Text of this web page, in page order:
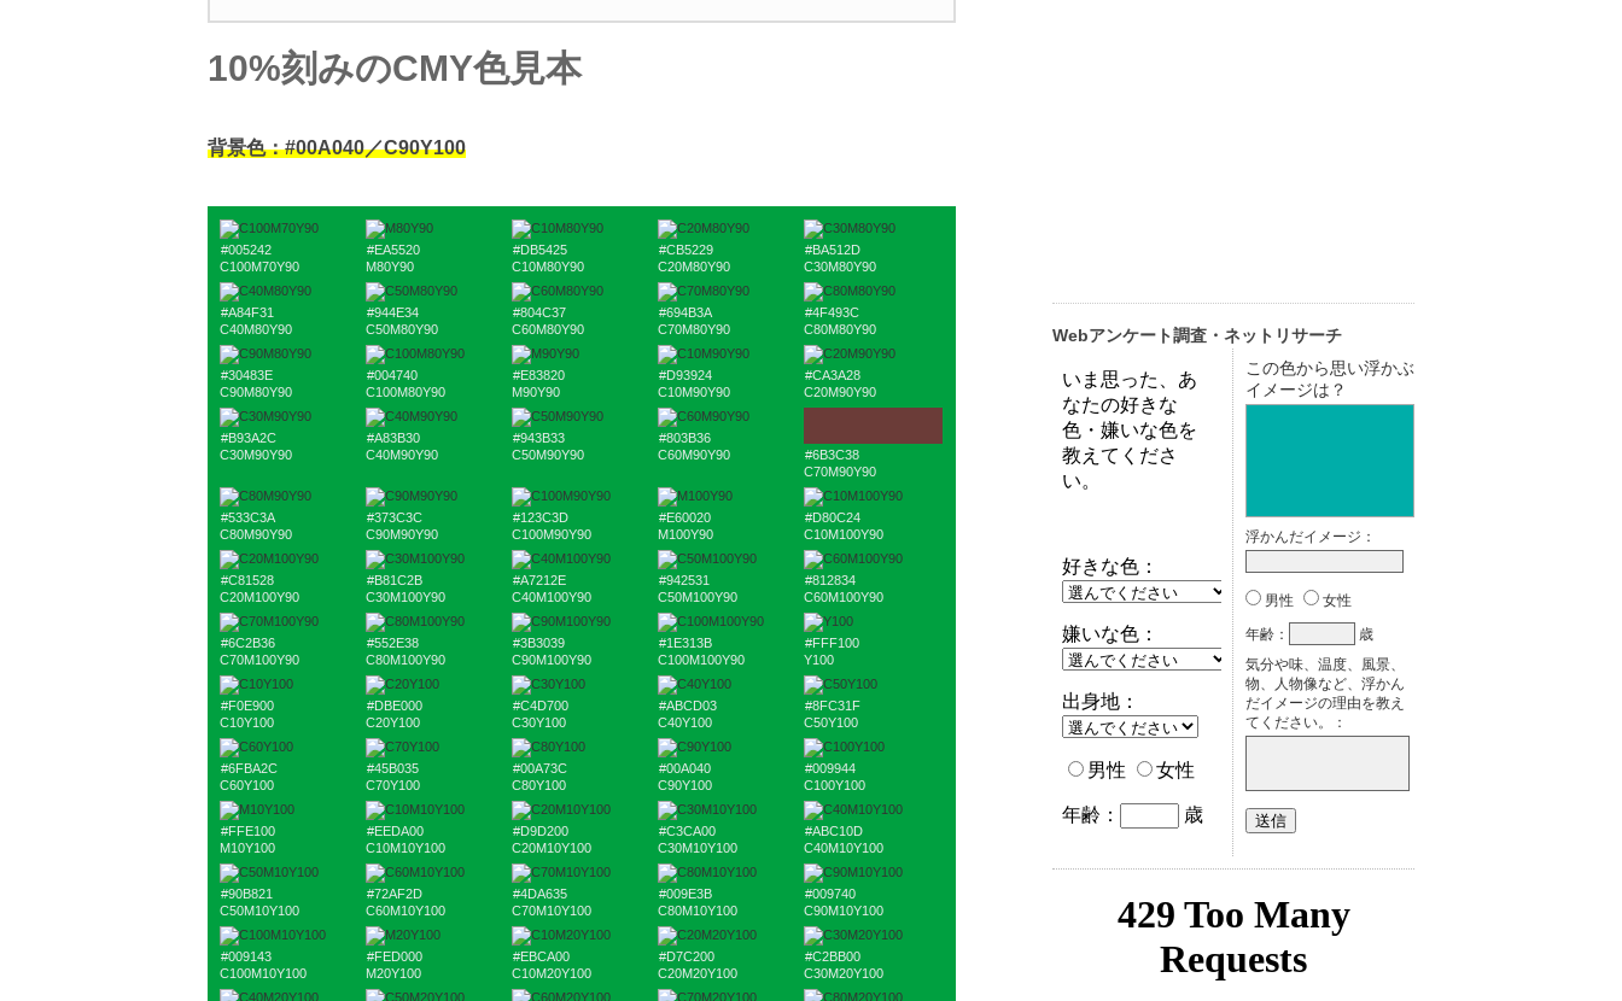
10%刻みのCMY色見本
背景色：#00A040／C90Y100
#005242
C100M70Y90
#EA5520
M80Y90
#DB5425
C10M80Y90
#CB5229
C20M80Y90
#BA512D
C30M80Y90
#A84F31
C40M80Y90
#944E34
C50M80Y90
#804C37
C60M80Y90
#694B3A
C70M80Y90
#4F493C
C80M80Y90
#30483E
C90M80Y90
#004740
C100M80Y90
#E83820
M90Y90
#D93924
C10M90Y90
#CA3A28
C20M90Y90
#B93A2C
C30M90Y90
#A83B30
C40M90Y90
#943B33
C50M90Y90
#803B36
C60M90Y90
#6B3C38
C70M90Y90
#533C3A
C80M90Y90
#373C3C
C90M90Y90
#123C3D
C100M90Y90
#E60020
M100Y90
#D80C24
C10M100Y90
#C81528
C20M100Y90
#B81C2B
C30M100Y90
#A7212E
C40M100Y90
#942531
C50M100Y90
#812834
C60M100Y90
#6C2B36
C70M100Y90
#552E38
C80M100Y90
#3B3039
C90M100Y90
#1E313B
C100M100Y90
#FFF100
Y100
#F0E900
C10Y100
#DBE000
C20Y100
#C4D700
C30Y100
#ABCD03
C40Y100
#8FC31F
C50Y100
#6FBA2C
C60Y100
#45B035
C70Y100
#00A73C
C80Y100
#00A040
C90Y100
#009944
C100Y100
#FFE100
M10Y100
#EEDA00
C10M10Y100
#D9D200
C20M10Y100
#C3CA00
C30M10Y100
#ABC10D
C40M10Y100
#90B821
C50M10Y100
#72AF2D
C60M10Y100
#4DA635
C70M10Y100
#009E3B
C80M10Y100
#009740
C90M10Y100
#009143
C100M10Y100
#FED000
M20Y100
#EBCA00
C10M20Y100
#D7C200
C20M20Y100
#C2BB00
C30M20Y100
Webアンケート調査・ネットリサーチ